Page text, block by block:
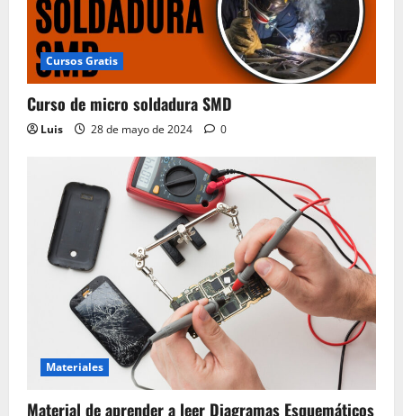
Cursos Gratis
Curso de micro soldadura SMD
Luis 28 de mayo de 2024 0
Materiales
Material de aprender a leer Diagramas Esquemáticos